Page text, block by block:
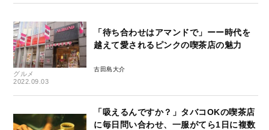
グルメ
2022.09.03
「待ち合わせはアマンドで」ーー時代を
越えて愛されるピンクの喫茶店の魅力
古田島大介
「吸えるんですか？」タバコOKの喫茶店
に毎日問い合わせ、一服がてら1日に複数